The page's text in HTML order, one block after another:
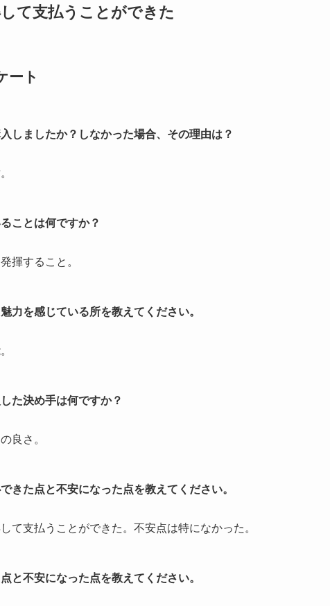
て支払うことができた
ート
しましたか？しなかった場合、その理由は？
ことは何ですか？
揮すること。
力を感じている所を教えてください。
た決め手は何ですか？
良さ。
きた点と不安になった点を教えてください。
て支払うことができた。不安点は特になかった。
と不安になった点を教えてください。